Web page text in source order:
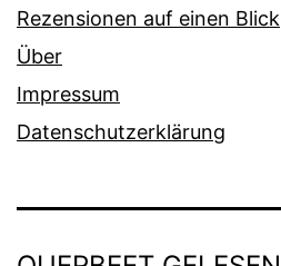
Rezensionen auf einen Blick
Über
Impressum
Datenschutzerklärung